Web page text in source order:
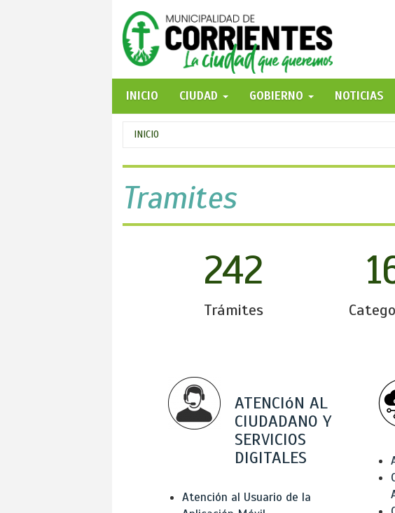
INICIO
CIUDAD GOBIERNO NOTICIAS
Se
encuentra
usted
aquí
INICIO
Tramites
242
Trámites
ATENCIóN AL
CIUDADANO Y
SERVICIOS
DIGITALES
Atención al Usuario de la